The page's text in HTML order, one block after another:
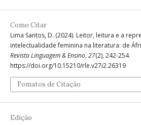
Como Citar
Lima Santos, D. (2024). Leitor, leitura e a
intelectualidade feminina na literatura: de
Revista Linguagem & Ensino, 27(2), 242-254.
https://doi.org/10.15210/rle.v27i2.26319
Fomatos de Citação
Edição